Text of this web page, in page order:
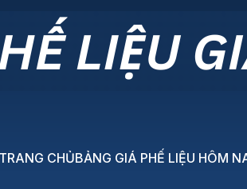
CHỦBẢNG GIÁ PHẾ LIỆU HÔM